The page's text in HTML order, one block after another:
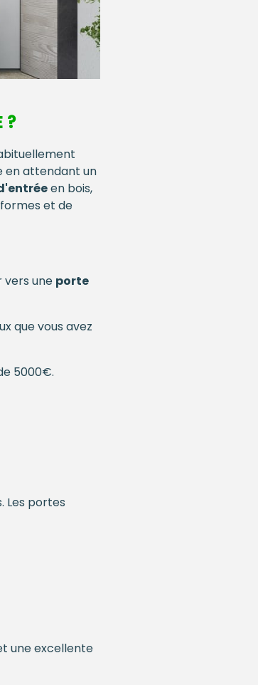
?
en attendant un
en bois,
et de
vers une porte
que vous avez
5000€.
Les portes
une excellente